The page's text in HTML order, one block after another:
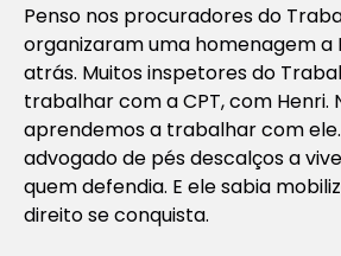
Penso nos procuradores do
organizaram uma homenagem a
atrás. Muitos inspetores do
trabalhar com a CPT, com Henri.
aprendemos a trabalhar com
advogado de pés descalços a
quem defendia. E ele sabia
direito se conquista.